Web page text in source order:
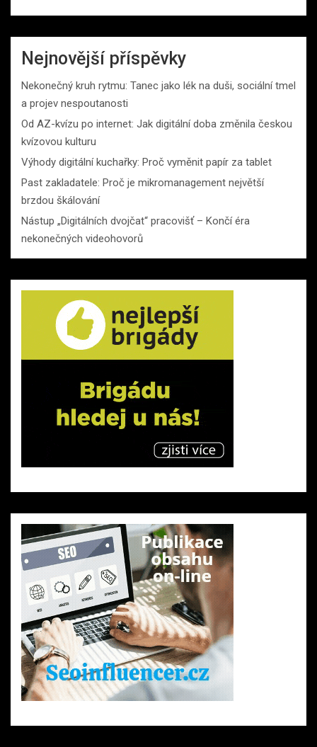
Nejnovější příspěvky
Nekonečný kruh rytmu: Tanec jako lék na duši, sociální tmel
a projev nespoutanosti
Od AZ-kvízu po internet: Jak digitální doba změnila českou
kvízovou kulturu
Výhody digitální kuchařky: Proč vyměnit papír za tablet
Past zakladatele: Proč je mikromanagement největší
brzdou škálování
Nástup „Digitálních dvojčat“ pracovišť – Končí éra
nekonečných videohovorů